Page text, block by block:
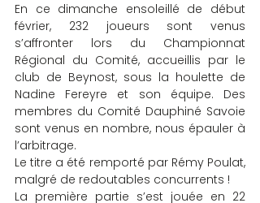
En ce dimanche ensoleillé de début
février, 232 joueurs sont venus
s’affronter lors du Championnat
Régional du Comité, accueillis par le
club de Beynost, sous la houlette de
Nadine Fereyre et son équipe. Des
membres du Comité Dauphiné Savoie
sont venus en nombre, nous épauler à
l’arbitrage.
Le titre a été remporté par Rémy Poulat,
malgré de redoutables concurrents !
La première partie s’est jouée en 22